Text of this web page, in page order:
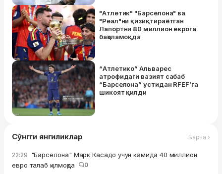
"Атлетик" "Барселона" ва
"Реал"ни қизиқтираётган
Лапортни 80 миллион еврога
баҳоламоқда
“Атлетико” Альварес
атрофидаги вазият сабаб
“Барселона” устидан RFEF’га
шикоят қилди
Сўнгги янгиликлар Барча ›
22:29 "Барселона" Марк Касадо учун камида 40 миллион
евро талаб қилмоқда
0